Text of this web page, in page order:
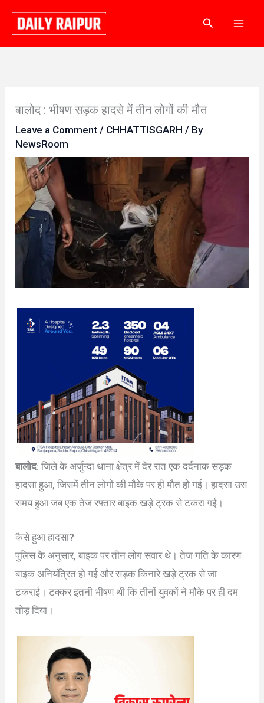
content
Search
बालोद : भीषण सड़क हादसे में तीन लोगों की मौत
Leave a Comment / CHHATTISGARH / By
NewsRoom
बालोद: जिले के अर्जुन्दा थाना क्षेत्र में देर रात एक दर्दनाक सड़क
हादसा हुआ, जिसमें तीन लोगों की मौके पर ही मौत हो गई। हादसा उस
समय हुआ जब एक तेज रफ्तार बाइक खड़े ट्रक से टकरा गई।
कैसे हुआ हादसा?
पुलिस के अनुसार, बाइक पर तीन लोग सवार थे। तेज गति के कारण
बाइक अनियंत्रित हो गई और सड़क किनारे खड़े ट्रक से जा
टकराई। टक्कर इतनी भीषण थी कि तीनों युवकों ने मौके पर ही दम
तोड़ दिया।